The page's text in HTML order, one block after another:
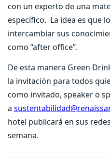
con un experto de una
específico. La idea es que
intercambiar sus
como “after office”.
De esta manera Green
la invitación para todos
como invitado, speaker o
a
hotel publicará en sus
semana.